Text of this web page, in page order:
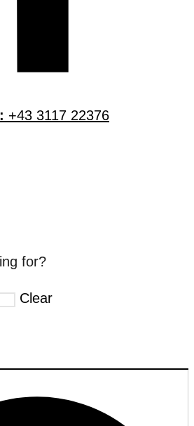
+43 3117 22376
for?
Clear